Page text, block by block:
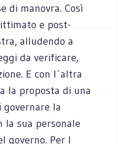
di manovra. Così
e post-
alludendo a
da verificare,
E con l´altra
la proposta di una
governare la
la sua personale
governo. Per l